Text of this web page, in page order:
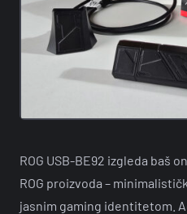
ROG USB-BE92 izgleda baš
ROG proizvoda –
jasnim gaming identitetom.